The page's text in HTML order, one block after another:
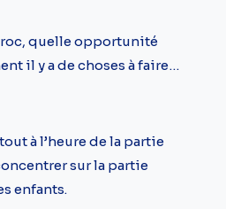
quelle opportunité
il y a de choses à faire…
à l’heure de la partie
sur la partie
enfants.